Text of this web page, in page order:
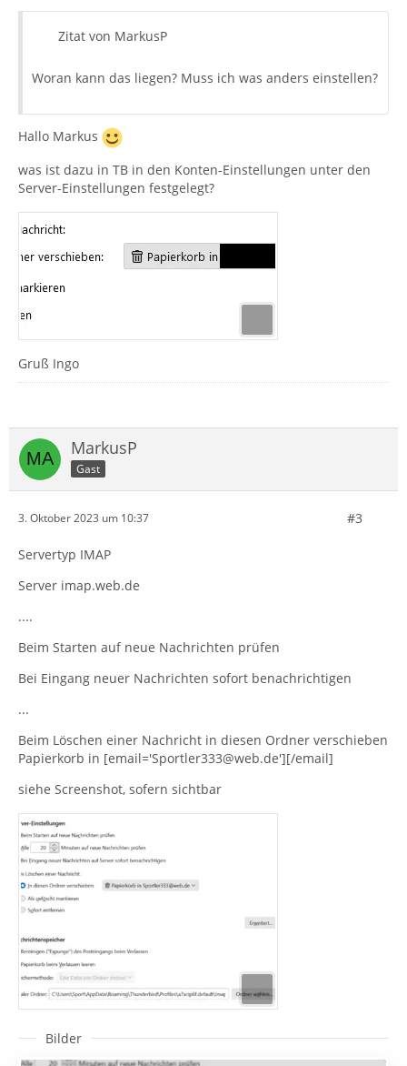
Zitat von MarkusP
Woran kann das liegen? Muss ich was anders einstellen?
Hallo Markus
was ist dazu in TB in den Konten-Einstellungen unter den
Server-Einstellungen festgelegt?
Gruß Ingo
MarkusP
Gast
3. Oktober 2023 um 10:37 #3
Servertyp IMAP
Server imap.web.de
....
Beim Starten auf neue Nachrichten prüfen
Bei Eingang neuer Nachrichten sofort benachrichtigen
...
Beim Löschen einer Nachricht in diesen Ordner verschieben
Papierkorb in [email='Sportler333@web.de'][/email]
siehe Screenshot, sofern sichtbar
Bilder